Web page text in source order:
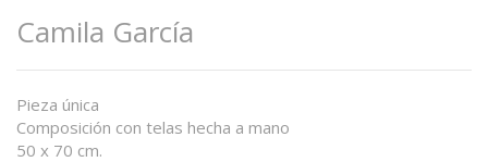
Camila García
Pieza única
Composición con telas hecha a mano
50 x 70 cm.